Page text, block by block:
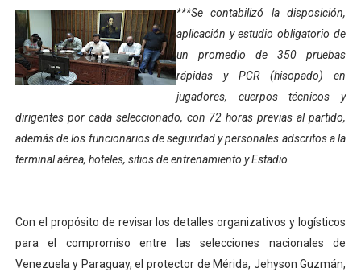
Hospital universitario muestra sus avances en visita
Instituto Nacional de Nutrición celebra Semana
Gobernación de Mérida fortalece el desarrollo
Corposalud inició talleres para aspirantes al curso de
Campo Elías consolida plan de bacheo en el sector La
***Se contabilizó la disposición,
aplicación y estudio obligatorio de
un promedio de 350 pruebas
rápidas y PCR (hisopado) en
jugadores, cuerpos técnicos y
dirigentes por cada seleccionado, con 72 horas previas al partido,
además de los funcionarios de seguridad y personales adscritos a la
terminal aérea, hoteles, sitios de entrenamiento y Estadio
Con el propósito de revisar los detalles organizativos y logísticos
para el compromiso entre las selecciones nacionales de
Venezuela y Paraguay, el protector de Mérida, Jehyson Guzmán,